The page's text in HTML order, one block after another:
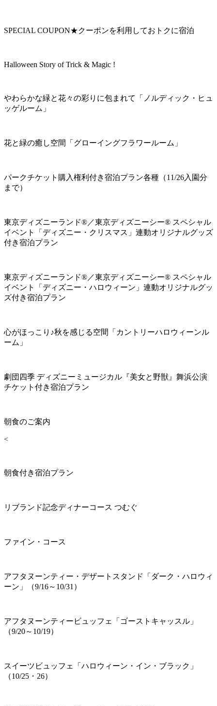
SPECIAL COUPON★クーポンを利用しておトクに宿泊
Halloween Story of Trick & Magic !
やわらかな緑と花々の彩りに包まれて「ノルディック・ヒュ
ッゲルーム」
花と緑の癒し空間「グローイングフラワールーム」
パークチケット購入権利付き宿泊プラン各種（11/26入園分
まで）
東京ディズニーランド®／東京ディズニーシー® スペシャル
イベント「ディズニー・クリスマス」連動オリジナルグッズ
付き宿泊プラン
東京ディズニーランド®／東京ディズニーシー® スペシャル
イベント「ディズニー・ハロウィーン」連動オリジナルグッ
ズ付き宿泊プラン
心がほっこり♪秋を感じる空間「カントリーハロウィーンル
ーム」
劇団四季 ディズニーミュージカル『美女と野獣』舞浜公演
チケット付き宿泊プラン
朝食のご案内
<
朝食付き宿泊プラン
リブランド記念ディナーコース つむぐ
ファイン・コース
アフタヌーンティー・デザートスタンド「ダーク・ハロウィ
ーン」（9/16～10/31）
アフタヌーンティービュッフェ「ゴーストキャッスル」
（9/20～10/19）
スイーツビュッフェ「ハロウィーン・イン・ブラック」
（10/25・26）